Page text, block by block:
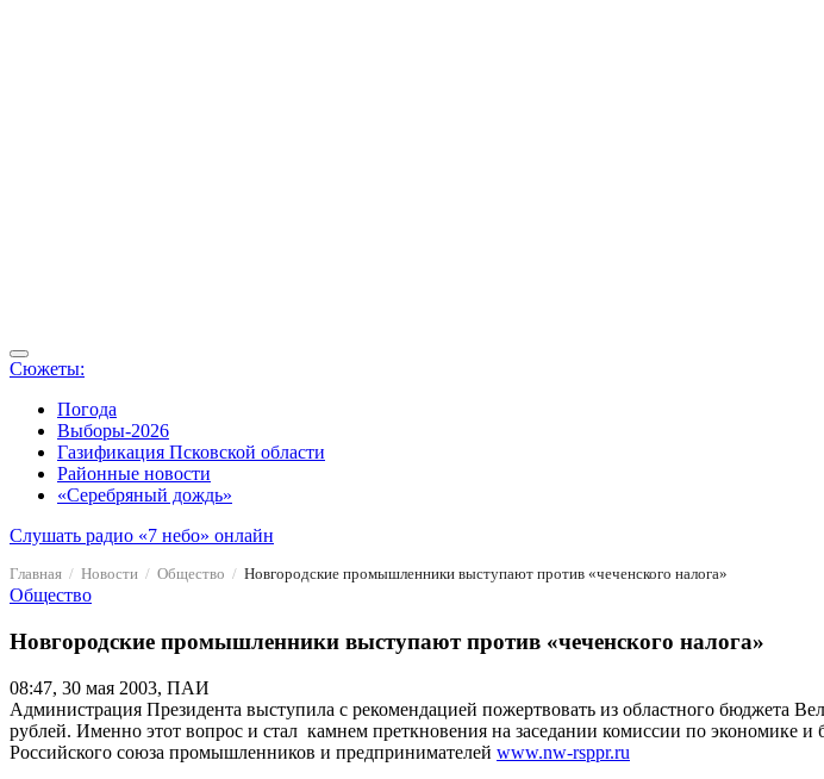
Сюжеты:
Погода
Выборы-2026
Газификация Псковской области
Районные новости
«Серебряный дождь»
Слушать радио «7 небо» онлайн
Главная Новости Общество Новгородские промышленники выступают против «чеченского налога»
Общество
Новгородские промышленники выступают против «чеченского налога»
08:47, 30 мая 2003, ПАИ
Администрация Президента выступила с рекомендацией пожертвовать из областного бюджета
рублей. Именно этот вопрос и стал камнем преткновения на заседании комиссии по экономике
Российского союза промышленников и предпринимателей www.nw-rsppr.ru